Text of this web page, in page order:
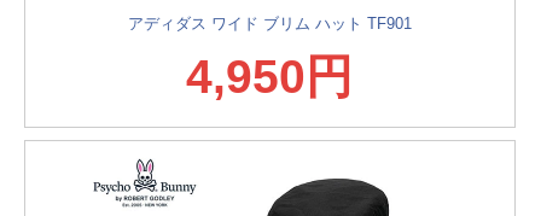
アディダス ワイド ブリム ハット TF901
4,950円